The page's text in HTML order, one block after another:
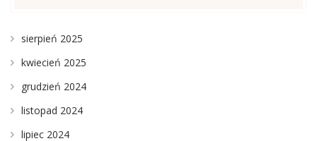
sierpień 2025
kwiecień 2025
grudzień 2024
listopad 2024
lipiec 2024